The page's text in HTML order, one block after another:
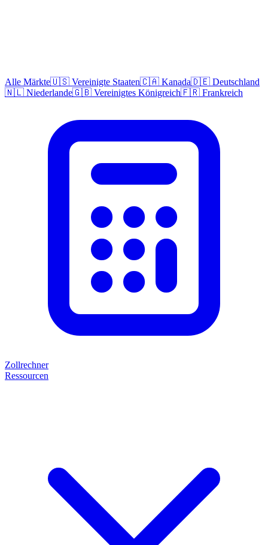
Alle Märkte🇺🇸 Vereinigte Staaten🇨🇦 Kanada🇩🇪 Deutschland
🇳🇱 Niederlande🇬🇧 Vereinigtes Königreich🇫🇷 Frankreich
Zollrechner
Ressourcen